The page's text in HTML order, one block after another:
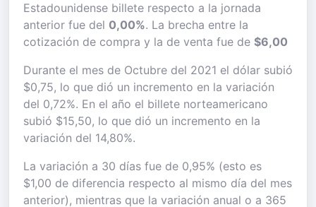
Estadounidense billete respecto a la jornada
anterior fue del 0,00%. La brecha entre la
cotización de compra y la de venta fue de $6,00
Durante el mes de Octubre del 2021 el dólar subió
$0,75, lo que dió un incremento en la variación
del 0,72%. En el año el billete norteamericano
subió $15,50, lo que dió un incremento en la
variación del 14,80%.
La variación a 30 días fue de 0,95% (esto es
$1,00 de diferencia respecto al mismo día del mes
anterior), mientras que la variación anual o a 365